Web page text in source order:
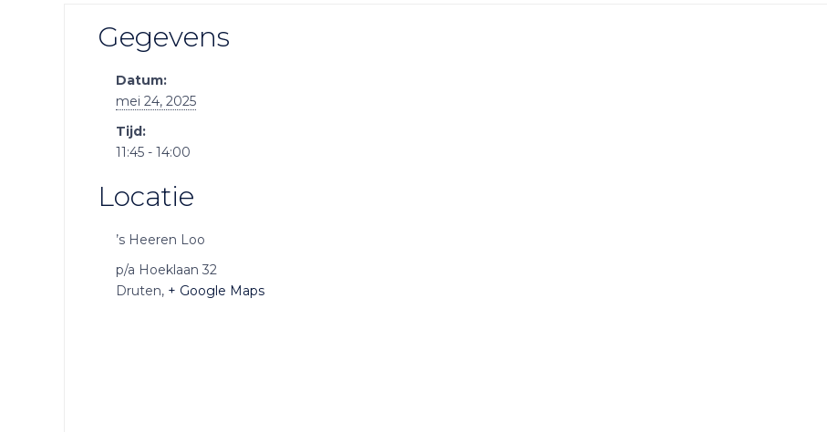
Gegevens
Datum:
mei 24, 2025
Tijd:
11:45 - 14:00
Locatie
’s Heeren Loo
p/a Hoeklaan 32
Druten, + Google Maps